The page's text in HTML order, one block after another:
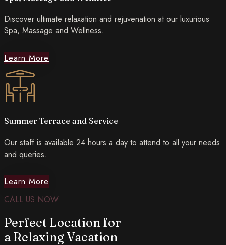
Discover ultimate relaxation and rejuvenation at our luxurious
Spa, Massage and Wellness.
Learn More
Summer Terrace and Service
Our staff is available 24 hours a day to attend to all your needs
and queries.
Learn More
CALL US NOW
Perfect Location for
a Relaxing Vacation